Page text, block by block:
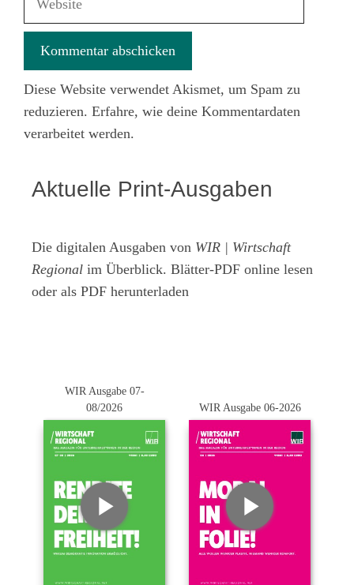
Diese Website verwendet Akismet, um Spam zu
reduzieren. Erfahre, wie deine Kommentardaten
verarbeitet werden.
Aktuelle Print-Ausgaben
Die digitalen Ausgaben von WIR | Wirtschaft
Regional im Überblick. Blätter-PDF online lesen
oder als PDF herunterladen
WIR Ausgabe 07-
08/2026
WIR Ausgabe 06-2026